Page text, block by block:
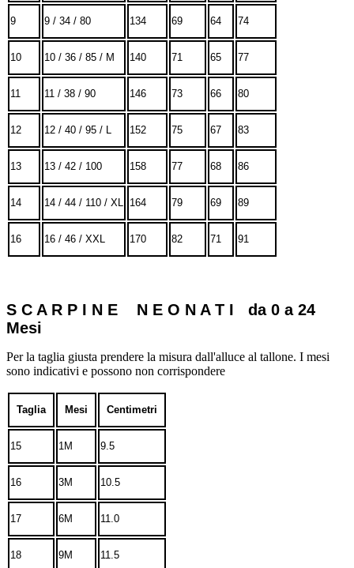
9 9 / 34 / 80 134 69 64 74
10 10 / 36 / 85 / M 140 71 65 77
11 11 / 38 / 90 146 73 66 80
12 12 / 40 / 95 / L 152 75 67 83
13 13 / 42 / 100 158 77 68 86
14 14 / 44 / 110 / XL 164 79 69 89
16 16 / 46 / XXL 170 82 71 91
S C A R P I N E N E O N A T I da 0 a 24
Mesi
Per la taglia giusta prendere la misura dall'alluce al tallone. I mesi
sono indicativi e possono non corrispondere
Taglia Mesi Centimetri
15 1M 9.5
16 3M 10.5
17 6M 11.0
18 9M 11.5